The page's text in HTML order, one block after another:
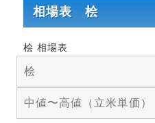
相場表 桧
桧 相場表
桧
中値〜高値（立米単価）